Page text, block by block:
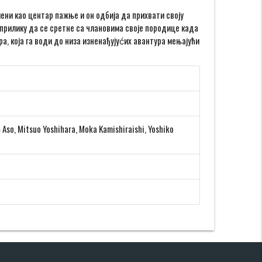
као центар пажње и он одбија да прихвати своју
да се сретне са члановима своје породице када
која га води до низа изненађујуćих авантура мењајући
Mitsuo Yoshihara, Moka Kamishiraishi, Yoshiko